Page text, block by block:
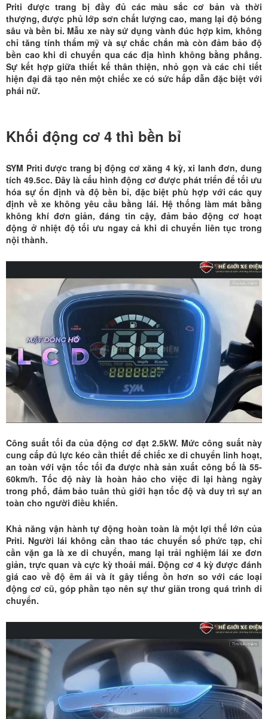
Priti được trang bị đầy đủ các màu sắc cơ bản và thời
thượng, được phủ lớp sơn chất lượng cao, mang lại độ bóng
sâu và bền bỉ. Mẫu xe này sử dụng vành đúc hợp kim, không
chỉ tăng tính thẩm mỹ và sự chắc chắn mà còn đảm bảo độ
bền cao khi di chuyển qua các địa hình không bằng phẳng.
Sự kết hợp giữa thiết kế thân thiện, nhỏ gọn và các chi tiết
hiện đại đã tạo nên một chiếc xe có sức hấp dẫn đặc biệt với
phái nữ.
Khối động cơ 4 thì bền bỉ
SYM Priti được trang bị động cơ xăng 4 kỳ, xi lanh đơn, dung
tích 49.5cc. Đây là cấu hình động cơ được phát triển để tối ưu
hóa sự ổn định và độ bền bỉ, đặc biệt phù hợp với các quy
định về xe không yêu cầu bằng lái. Hệ thống làm mát bằng
không khí đơn giản, đáng tin cậy, đảm bảo động cơ hoạt
động ở nhiệt độ tối ưu ngay cả khi di chuyển liên tục trong
nội thành.
Công suất tối đa của động cơ đạt 2.5kW. Mức công suất này
cung cấp đủ lực kéo cần thiết để chiếc xe di chuyển linh hoạt,
an toàn với vận tốc tối đa được nhà sản xuất công bố là 55-
60km/h. Tốc độ này là hoàn hảo cho việc đi lại hàng ngày
trong phố, đảm bảo tuân thủ giới hạn tốc độ và duy trì sự an
toàn cho người điều khiển.
Khả năng vận hành tự động hoàn toàn là một lợi thế lớn của
Priti. Người lái không cần thao tác chuyển số phức tạp, chỉ
cần vặn ga là xe di chuyển, mang lại trải nghiệm lái xe đơn
giản, trực quan và cực kỳ thoải mái. Động cơ 4 kỳ được đánh
giá cao về độ êm ái và ít gây tiếng ồn hơn so với các loại
động cơ cũ, góp phần tạo nên sự thư giãn trong quá trình di
chuyển.